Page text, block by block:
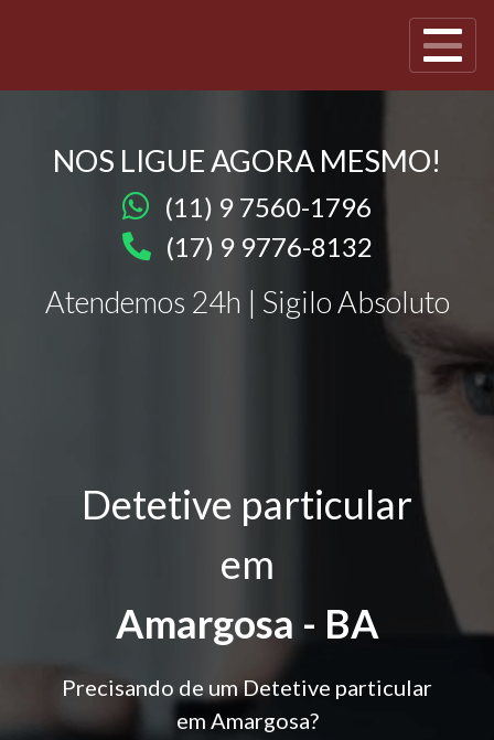
NOS LIGUE AGORA MESMO!
(11) 9 7560-1796
(17) 9 9776-8132
Atendemos 24h | Sigilo Absoluto
Detetive particular
em
Amargosa - BA
Precisando de um Detetive particular
em Amargosa?